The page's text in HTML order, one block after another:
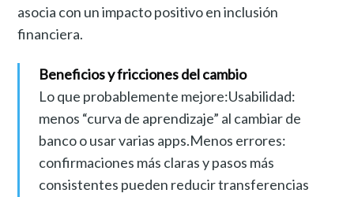
asocia con un impacto positivo en inclusión
financiera.
Beneficios y fricciones del cambio
Lo que probablemente mejore:Usabilidad:
menos “curva de aprendizaje” al cambiar de
banco o usar varias apps.Menos errores:
confirmaciones más claras y pasos más
consistentes pueden reducir transferencias